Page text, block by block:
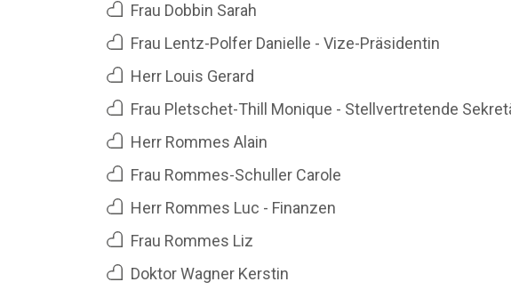
Frau Dobbin Sarah
Frau Lentz-Polfer Danielle - Vize-Präsidentin
Herr Louis Gerard
Frau Pletschet-Thill Monique - Stellvertretende
Herr Rommes Alain
Frau Rommes-Schuller Carole
Herr Rommes Luc - Finanzen
Frau Rommes Liz
Doktor Wagner Kerstin